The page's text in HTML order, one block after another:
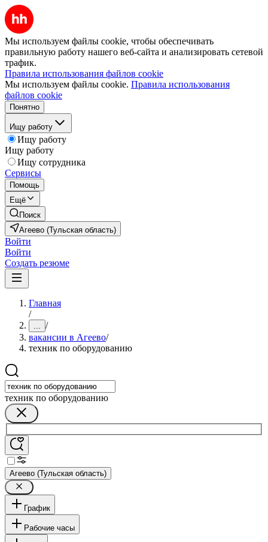
Мы используем файлы cookie, чтобы обеспечивать
правильную работу нашего веб-сайта и анализировать сетевой
трафик.
Правила использования файлов cookie
Мы используем файлы cookie. Правила использования
файлов cookie
Понятно
Ищу работу
Ищу работу
Ищу работу
Ищу сотрудника
Сервисы
Помощь
Ещё
Поиск
Агеево (Тульская область)
Войти
Войти
Создать резюме
Главная
/
... /
вакансии в Агеево/
техник по оборудованию
техник по оборудованию
Агеево (Тульская область)
График
Рабочие часы